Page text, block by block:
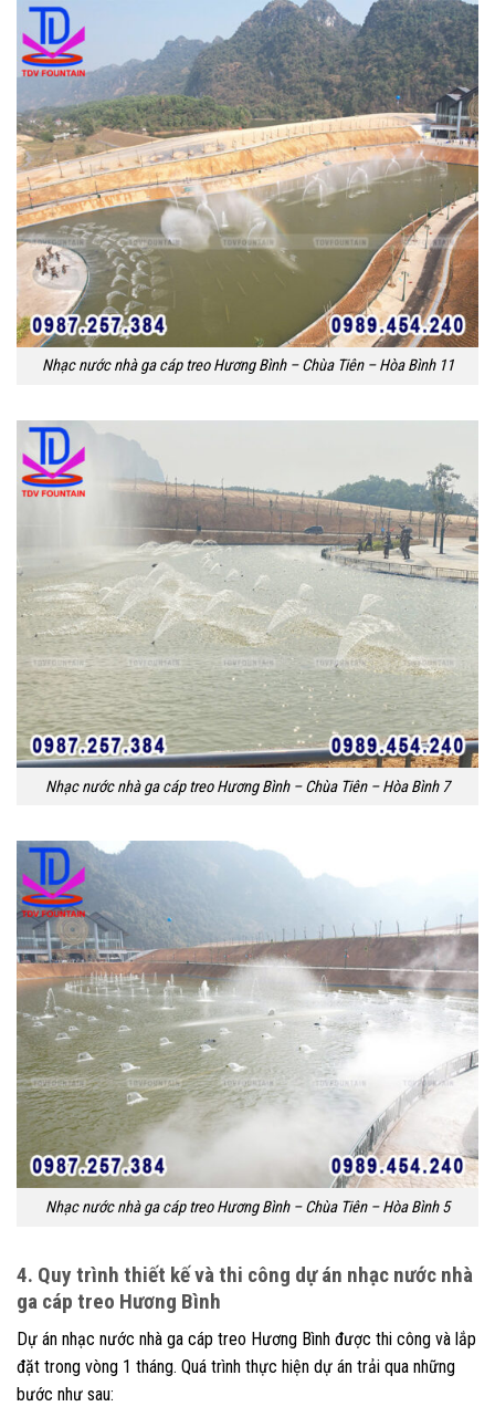
Nhạc nước nhà ga cáp treo Hương Bình – Chùa Tiên – Hòa Bình 11
Nhạc nước nhà ga cáp treo Hương Bình – Chùa Tiên – Hòa Bình 7
Nhạc nước nhà ga cáp treo Hương Bình – Chùa Tiên – Hòa Bình 5
4. Quy trình thiết kế và thi công dự án nhạc nước nhà
ga cáp treo Hương Bình
Dự án nhạc nước nhà ga cáp treo Hương Bình được thi công và lắp
đặt trong vòng 1 tháng. Quá trình thực hiện dự án trải qua những
bước như sau: